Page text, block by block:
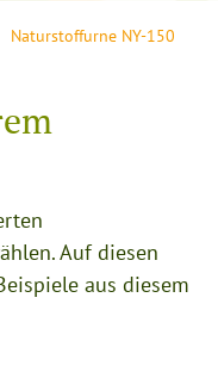
Naturstoffurne NY-150
Auf diesen
aus diesem